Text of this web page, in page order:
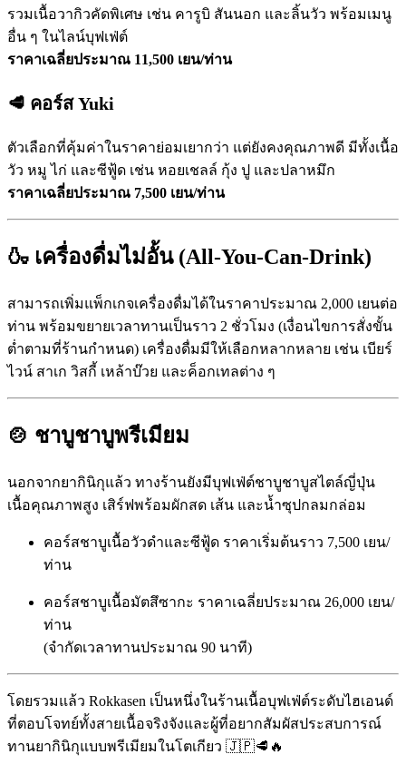
รวมเนื้อวากิวคัดพิเศษ เช่น คารูบิ สันนอก และลิ้นวัว พร้อมเมนู
อื่น ๆ ในไลน์บุฟเฟ่ต์
ราคาเฉลี่ยประมาณ 11,500 เยน/ท่าน
🥩 คอร์ส Yuki
ตัวเลือกที่คุ้มค่าในราคาย่อมเยากว่า แต่ยังคงคุณภาพดี มีทั้งเนื้อ
วัว หมู ไก่ และซีฟู้ด เช่น หอยเชลล์ กุ้ง ปู และปลาหมึก
ราคาเฉลี่ยประมาณ 7,500 เยน/ท่าน
🍶 เครื่องดื่มไม่อั้น (All-You-Can-Drink)
สามารถเพิ่มแพ็กเกจเครื่องดื่มได้ในราคาประมาณ 2,000 เยนต่อ
ท่าน พร้อมขยายเวลาทานเป็นราว 2 ชั่วโมง (เงื่อนไขการสั่งขั้น
ต่ำตามที่ร้านกำหนด) เครื่องดื่มมีให้เลือกหลากหลาย เช่น เบียร์
ไวน์ สาเก วิสกี้ เหล้าบ๊วย และค็อกเทลต่าง ๆ
🍲 ชาบูชาบูพรีเมียม
นอกจากยากินิกุแล้ว ทางร้านยังมีบุฟเฟ่ต์ชาบูชาบูสไตล์ญี่ปุ่น
เนื้อคุณภาพสูง เสิร์ฟพร้อมผักสด เส้น และน้ำซุปกลมกล่อม
คอร์สชาบูเนื้อวัวดำและซีฟู้ด ราคาเริ่มต้นราว 7,500 เยน/
ท่าน
คอร์สชาบูเนื้อมัตสึซากะ ราคาเฉลี่ยประมาณ 26,000 เยน/
ท่าน
(จำกัดเวลาทานประมาณ 90 นาที)
โดยรวมแล้ว Rokkasen เป็นหนึ่งในร้านเนื้อบุฟเฟ่ต์ระดับไฮเอนด์
ที่ตอบโจทย์ทั้งสายเนื้อจริงจังและผู้ที่อยากสัมผัสประสบการณ์
ทานยากินิกุแบบพรีเมียมในโตเกียว 🇯🇵🥩🔥